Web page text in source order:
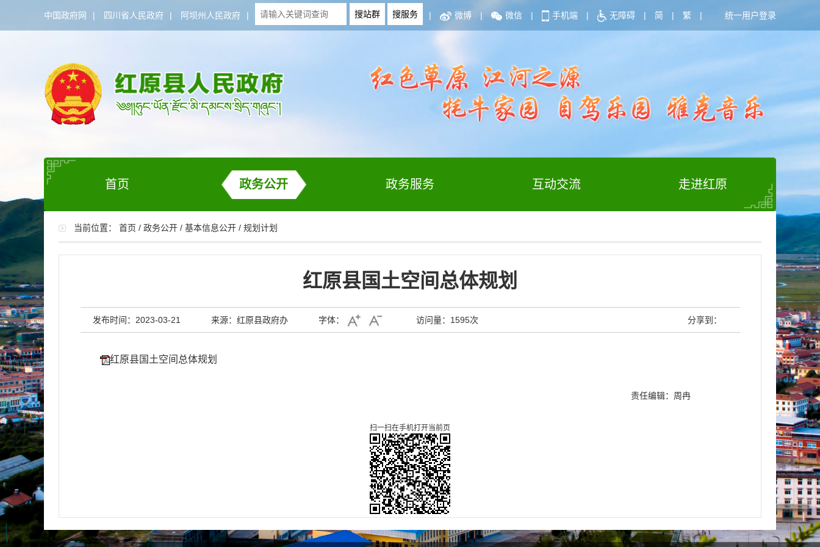
中国政府网 | 四川省人民政府 | 阿坝州人民政府 | | 微博 | 微信 | 手机端 | 无障碍 | 简 | 繁 | 统一用户登录
首页 政务公开 政务服务 互动交流 走进红原
当前位置： 首页 / 政务公开 / 基本信息公开 / 规划计划
红原县国土空间总体规划
发布时间：2023-03-21 来源：红原县政府办 字体： 访问量： 1595次 分享到：
红原县国土空间总体规划
责任编辑：周冉
扫一扫在手机打开当前页